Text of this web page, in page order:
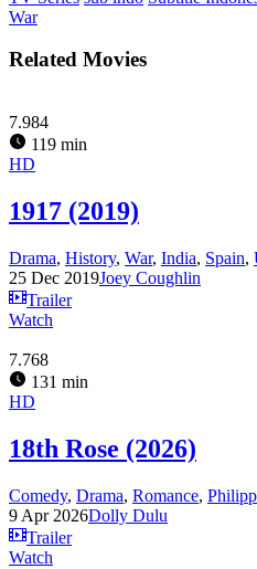
War
Related Movies
7.984
119 min
HD
1917 (2019)
Drama, History, War, India, Spain,
25 Dec 2019Joey Coughlin
Trailer
Watch
7.768
131 min
HD
18th Rose (2026)
Comedy, Drama, Romance,
9 Apr 2026Dolly Dulu
Trailer
Watch